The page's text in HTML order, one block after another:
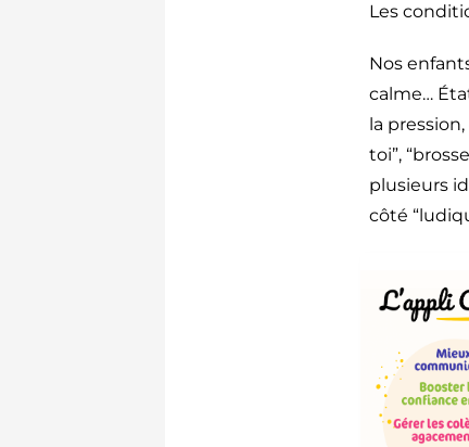
Les
Nos
calme…
la
toi”,
plusieurs
côté